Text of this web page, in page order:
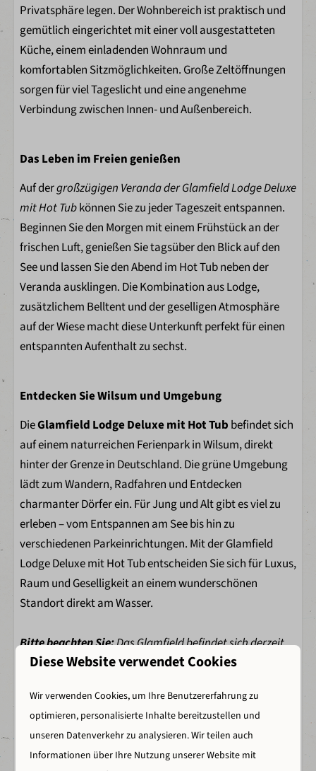
Kinder
Bingo
Parkeinrichtungen
Beachbar Little Lakeside
Entertainment
Ranger Club
Jeep Safari
Minigolf
Fußballplatz
(beach) Volleybal
Kinderspielplatz
Schwimmen im Freizeitsee
Alpakas füttern
Kletterwald
Fahrradverleih
Privatsphäre legen. Der Wohnbereich ist praktisch und
gemütlich eingerichtet mit einer voll ausgestatteten
Küche, einem einladenden Wohnraum und
komfortablen Sitzmöglichkeiten. Große Zeltöffnungen
sorgen für viel Tageslicht und eine angenehme
Verbindung zwischen Innen- und Außenbereich.
Das Leben im Freien genießen
Auf dergroßzügigen Veranda der Glamfield Lodge Deluxe
mit Hot Tubkönnen Sie zu jeder Tageszeit entspannen.
Beginnen Sie den Morgen mit einem Frühstück an der
frischen Luft, genießen Sie tagsüber den Blick auf den
See und lassen Sie den Abend im Hot Tub neben der
Veranda ausklingen. Die Kombination aus Lodge,
zusätzlichem Belltent und der geselligen Atmosphäre
auf der Wiese macht diese Unterkunft perfekt für einen
entspannten Aufenthalt zu sechst.
Entdecken Sie Wilsum und Umgebung
DieGlamfield Lodge Deluxe mit Hot Tub befindet sich
auf einem naturreichen Ferienpark in Wilsum, direkt
hinter der Grenze in Deutschland. Die grüne Umgebung
lädt zum Wandern, Radfahren und Entdecken
charmanter Dörfer ein. Für Jung und Alt gibt es viel zu
erleben – vom Entspannen am See bis hin zu
verschiedenen Parkeinrichtungen. Mit der Glamfield
Lodge Deluxe mit Hot Tub entscheiden Sie sich für Luxus,
Raum und Geselligkeit an einem wunderschönen
Standort direkt am Wasser.
Bitte beachten Sie:Das Glamfield befindet sich derzeit
noch im Bau und die gezeigten Fotos dienen nur zur
Energie-Label
Energie-Label
Diese Website verwendet Cookies
Wir verwenden Cookies, um Ihre Benutzererfahrung zu
optimieren, personalisierte Inhalte bereitzustellen und
unseren Datenverkehr zu analysieren. Wir teilen auch
Informationen über Ihre Nutzung unserer Website mit